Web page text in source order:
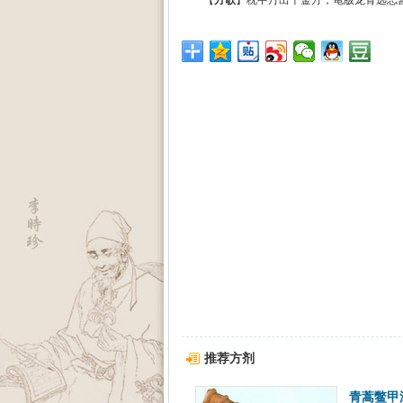
推荐方剂
青蒿鳖甲